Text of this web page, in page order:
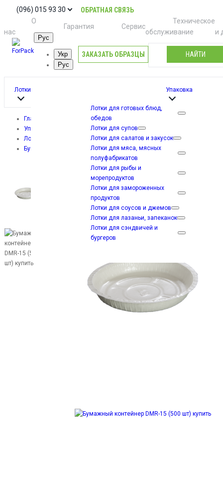
(096) 015 93 30
ОБРАТНАЯ СВЯЗЬ
О
нас
Гарантия Сервис
Техническое
обслуживание
и
Рус
Укр
Рус
ЗАКАЗАТЬ ОБРАЗЦЫ НАЙТИ
Лотки
Лотки для готовых блюд,
обедов
Лотки для супов
Лотки для салатов и закусок
Лотки для мяса, мясных
полуфабрикатов
Лотки для рыбы и
морепродуктов
Лотки для замороженных
продуктов
Лотки для соусов и джемов
Лотки для лазаньи, запеканок
Лотки для сэндвичей и
бургеров
Упаковка
Главная
Упаковка
Лотки из бумаги
Бумажный контейнер DMR-15 (500 шт)